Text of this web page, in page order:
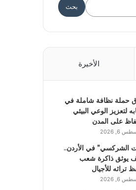
بحث
الأخيرة
حملة نظافة شاملة في
لتعزيز الوعي البيئي
على المدن
6, 2026
الشركسي” في الأردن..
يوثق ذاكرة شعب
تراثه للأجيال
6, 2026